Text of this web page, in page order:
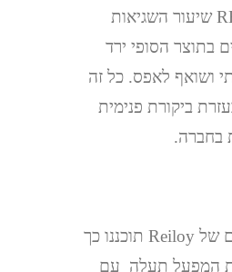
REILOY שיעור השגיאות
בתוצר הסופי ירד
ושואף לאפס. כל זה
ביקורת פנימית
בחברה.
המוצרים של Reiloy תוכננו כך
המפעל תעלה עם